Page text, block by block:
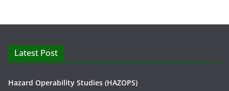
Latest Post
Hazard Operability Studies (HAZOPS)